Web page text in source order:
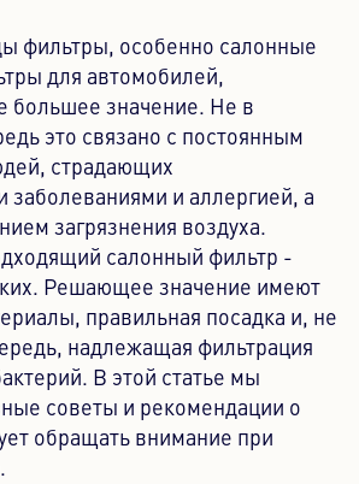
бюллетень
фильтры, особенно салонные
для автомобилей,
большее значение. Не в
это связано с постоянным
страдающих
заболеваниями и аллергией, а
загрязнения воздуха.
салонный фильтр -
Решающее значение имеют
правильная посадка и, не
надлежащая фильтрация
В этой статье мы
советы и рекомендации о
обращать внимание при